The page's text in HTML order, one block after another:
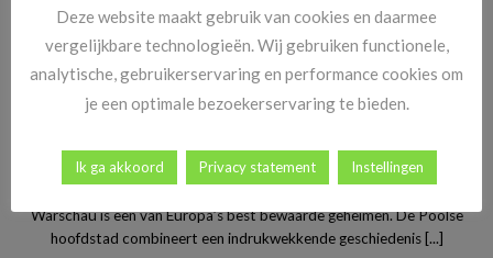
Stedentrip Warschau: ontdek de verrassende charme van
Polen’s bruisende hoofdstad
Warschau is een van Europa’s best bewaarde geheimen. De Poolse
hoofdstad combineert een indrukwekkende geschiedenis [...]
Deze website maakt gebruik van cookies en daarmee
vergelijkbare technologieën. Wij gebruiken functionele,
analytische, gebruikerservaring en performance cookies om
je een optimale bezoekerservaring te bieden.
Ik ga akkoord Privacy statement Instellingen